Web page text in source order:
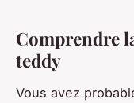
Comprendre
teddy
Vous avez